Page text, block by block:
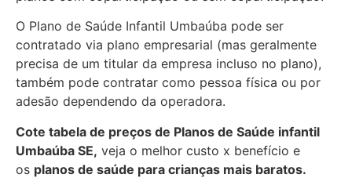
O Plano de Saúde Infantil Umbaúba pode ser
contratado via plano empresarial (mas geralmente
precisa de um titular da empresa incluso no plano),
também pode contratar como pessoa física ou por
adesão dependendo da operadora.
Cote tabela de preços de Planos de Saúde infantil
Umbaúba SE, veja o melhor custo x benefício e
os planos de saúde para crianças mais baratos.